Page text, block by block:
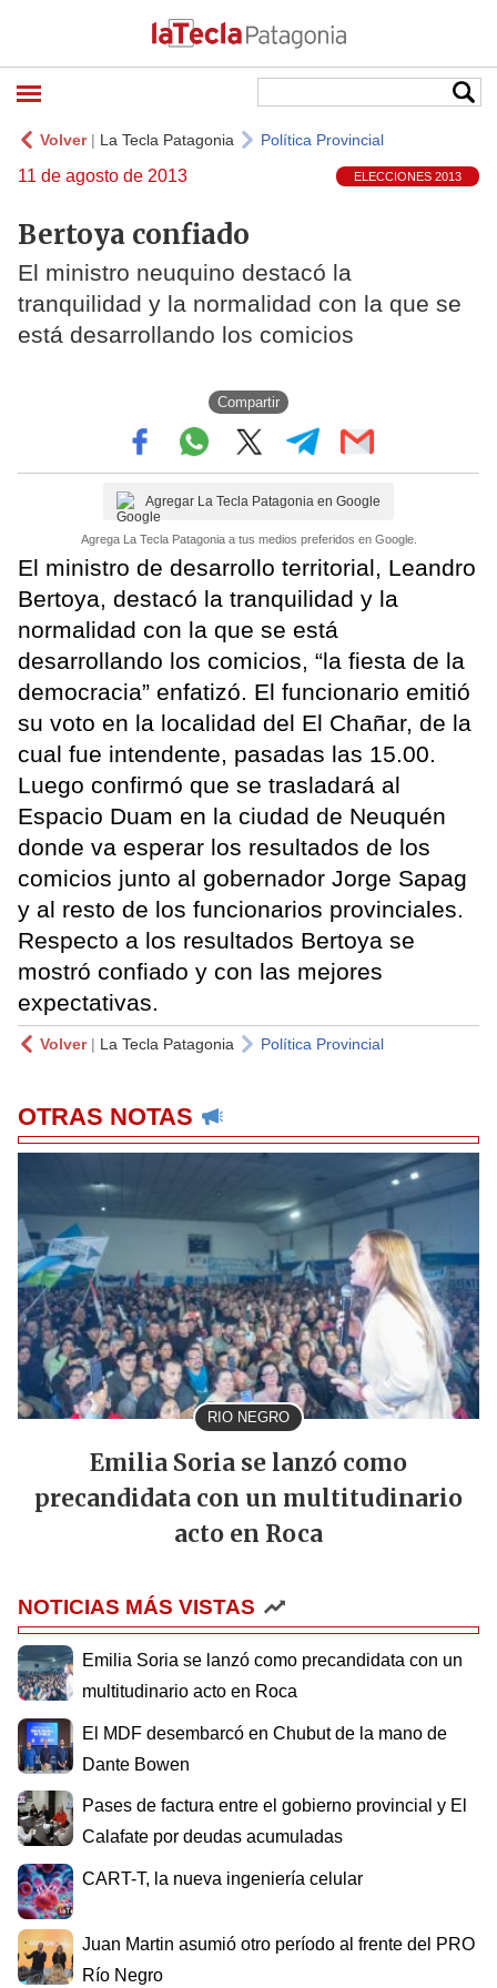
Volver| La Tecla Patagonia Política Provincial
11 de agosto de 2013 ELECCIONES 2013
Bertoya confiado
El ministro neuquino destacó la
tranquilidad y la normalidad con la que se
está desarrollando los comicios
Compartir
Agregar La Tecla Patagonia en Google
Agrega La Tecla Patagonia a tus medios preferidos en Google.
El ministro de desarrollo territorial, Leandro
Bertoya, destacó la tranquilidad y la
normalidad con la que se está
desarrollando los comicios, “la fiesta de la
democracia” enfatizó. El funcionario emitió
su voto en la localidad del El Chañar, de la
cual fue intendente, pasadas las 15.00.
Luego confirmó que se trasladará al
Espacio Duam en la ciudad de Neuquén
donde va esperar los resultados de los
comicios junto al gobernador Jorge Sapag
y al resto de los funcionarios provinciales.
Respecto a los resultados Bertoya se
mostró confiado y con las mejores
expectativas.
Volver| La Tecla Patagonia Política Provincial
OTRAS NOTAS
RIO NEGRO
Emilia Soria se lanzó como
precandidata con un multitudinario
acto en Roca
NOTICIAS MÁS VISTAS
Emilia Soria se lanzó como precandidata con un
multitudinario acto en Roca
El MDF desembarcó en Chubut de la mano de
Dante Bowen
Pases de factura entre el gobierno provincial y El
Calafate por deudas acumuladas
CART-T, la nueva ingeniería celular
Juan Martin asumió otro período al frente del PRO
Río Negro